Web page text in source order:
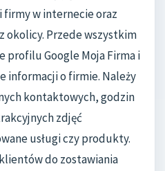
firmy w internecie oraz
okolicy. Przede wszystkim
profilu Google Moja Firma i
informacji o firmie. Należy
kontaktowych, godzin
zdjęć
usługi czy produkty.
do zostawiania